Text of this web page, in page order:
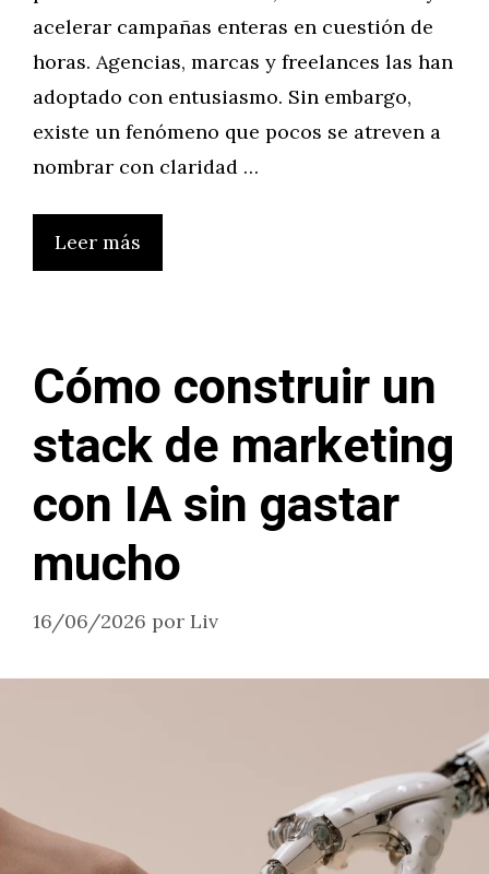
acelerar campañas enteras en cuestión de
horas. Agencias, marcas y freelances las han
adoptado con entusiasmo. Sin embargo,
existe un fenómeno que pocos se atreven a
nombrar con claridad …
Leer más
Cómo construir un
stack de marketing
con IA sin gastar
mucho
16/06/2026 por Liv